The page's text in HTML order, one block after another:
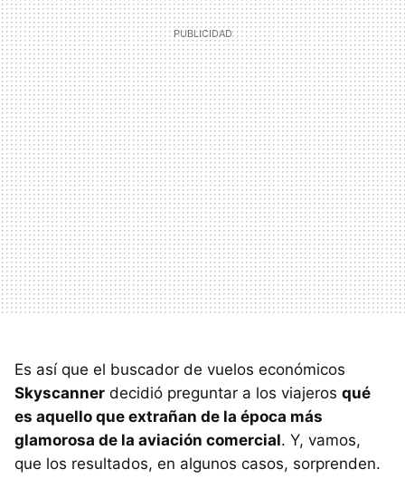
Es así que el buscador de vuelos económicos
Skyscanner decidió preguntar a los viajeros qué
es aquello que extrañan de la época más
glamorosa de la aviación comercial. Y, vamos,
que los resultados, en algunos casos, sorprenden.